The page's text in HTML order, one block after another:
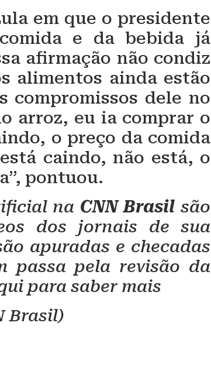
em que o presidente
e da bebida já
afirmação não condiz
alimentos ainda estão
compromissos dele no
arroz, eu ia comprar o
o preço da comida
caindo, não está, o
pontuou.
na CNN Brasil são
dos jornais de sua
apuradas e checadas
passa pela revisão da
para saber mais
Brasil)